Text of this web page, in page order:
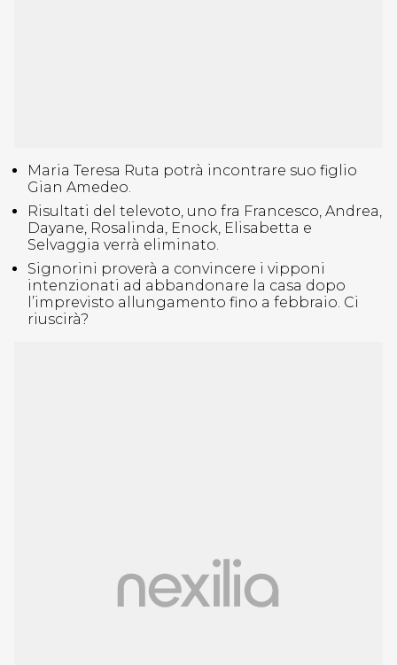
Maria Teresa Ruta potrà incontrare suo figlio
Gian Amedeo.
Risultati del televoto, uno fra Francesco, Andrea,
Dayane, Rosalinda, Enock, Elisabetta e
Selvaggia verrà eliminato.
Signorini proverà a convincere i vipponi
intenzionati ad abbandonare la casa dopo
l’imprevisto allungamento fino a febbraio. Ci
riuscirà?